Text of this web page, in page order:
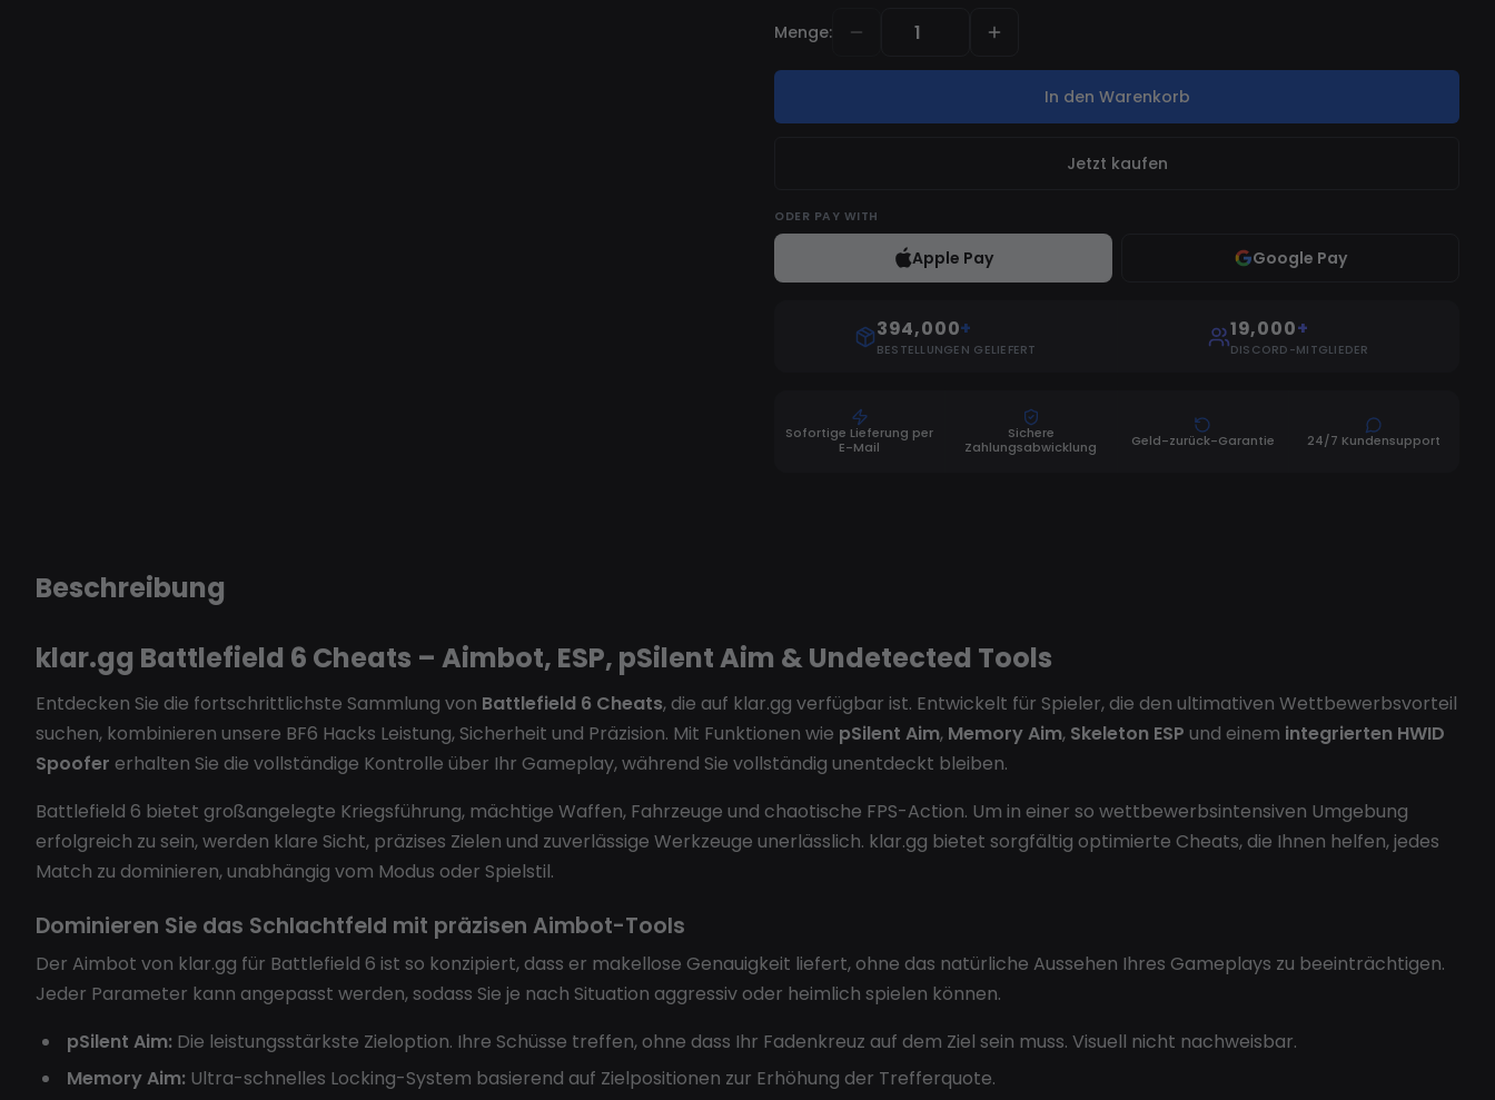
Menge:
In den Warenkorb
Jetzt kaufen
ODER PAY WITH
Apple Pay Google Pay
394,000+
BESTELLUNGEN GELIEFERT
19,000+
DISCORD-MITGLIEDER
Sofortige Lieferung per
E-Mail
Sichere
Zahlungsabwicklung
Geld-zurück-Garantie 24/7 Kundensupport
Beschreibung
klar.gg Battlefield 6 Cheats – Aimbot, ESP, pSilent Aim & Undetected Tools
Entdecken Sie die fortschrittlichste Sammlung von Battlefield 6 Cheats, die auf klar.gg verfügbar ist. Entwickelt für Spieler, die den ultimativen Wettbewerbsvorteil
suchen, kombinieren unsere BF6 Hacks Leistung, Sicherheit und Präzision. Mit Funktionen wie pSilent Aim, Memory Aim, Skeleton ESP und einem integrierten HWID
Spoofer erhalten Sie die vollständige Kontrolle über Ihr Gameplay, während Sie vollständig unentdeckt bleiben.
Battlefield 6 bietet großangelegte Kriegsführung, mächtige Waffen, Fahrzeuge und chaotische FPS-Action. Um in einer so wettbewerbsintensiven Umgebung
erfolgreich zu sein, werden klare Sicht, präzises Zielen und zuverlässige Werkzeuge unerlässlich. klar.gg bietet sorgfältig optimierte Cheats, die Ihnen helfen, jedes
Match zu dominieren, unabhängig vom Modus oder Spielstil.
Dominieren Sie das Schlachtfeld mit präzisen Aimbot-Tools
Der Aimbot von klar.gg für Battlefield 6 ist so konzipiert, dass er makellose Genauigkeit liefert, ohne das natürliche Aussehen Ihres Gameplays zu beeinträchtigen.
Jeder Parameter kann angepasst werden, sodass Sie je nach Situation aggressiv oder heimlich spielen können.
pSilent Aim: Die leistungsstärkste Zieloption. Ihre Schüsse treffen, ohne dass Ihr Fadenkreuz auf dem Ziel sein muss. Visuell nicht nachweisbar.
Memory Aim: Ultra-schnelles Locking-System basierend auf Zielpositionen zur Erhöhung der Trefferquote.